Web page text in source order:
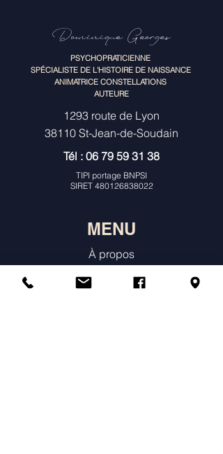
Dominique Georges
PSYCHOPRATICIENNE
SPÉCIALISTE DE L'HISTOIRE DE NAISSANCE
ANIMATRICE CONSTELLATIONS
AUTEURE
1293 route de Lyon
38110 St-Jean-de-Soudain
Tél : 06 79 59 31 38
TIPI portage BNPSI
SIRET 480126838022
MENU
À propos
Consultations Individuelles & Histoire
de Naissance